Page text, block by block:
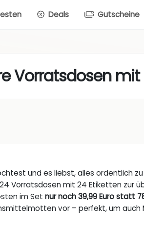
Deals Gutscheine
Vorratsdosen mit
und es liebst, alles ordentlich
Vorratsdosen mit 24 Etiketten zur
im Setnur noch 39,99 Euro statt
vor – perfekt, um auch